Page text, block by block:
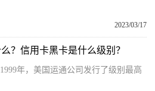
2023/03/17
？信用卡黑卡是什么级别？
年，美国运通公司发行了级别最高